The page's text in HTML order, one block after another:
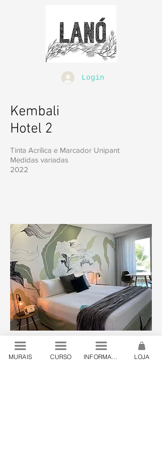
Login
Kembali
Hotel 2
Tinta Acrílica e Marcador Unipant
Medidas variadas
2022
MURAIS CURSO LOJA